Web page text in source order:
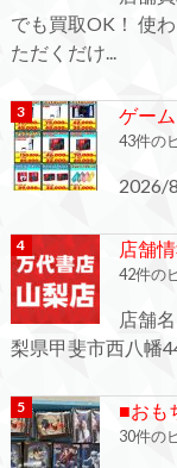
でも買取OK！ 使
ただくだけ...
ゲー
43件の
2026/
店舗
42件の
店舗
梨県甲斐市西八幡
■おも
30件の